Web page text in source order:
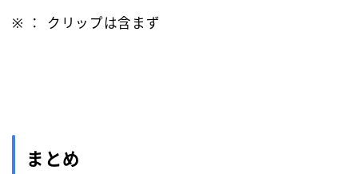
※ ： クリップは含まず
まとめ